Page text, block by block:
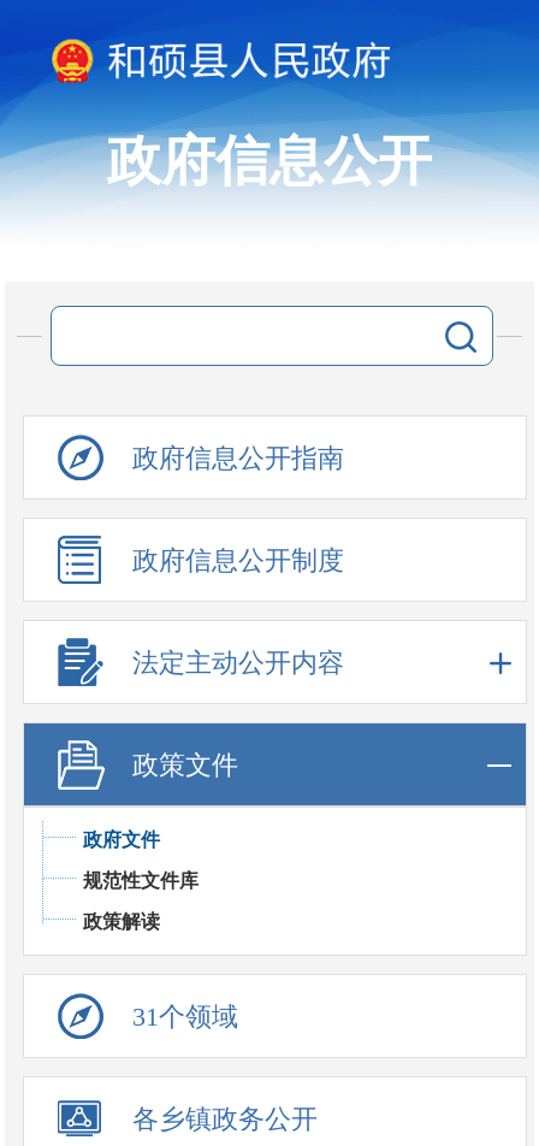
政府信息公开
政府信息公开指南
政府信息公开制度
法定主动公开内容
政策文件
政府文件
规范性文件库
政策解读
31个领域
各乡镇政务公开